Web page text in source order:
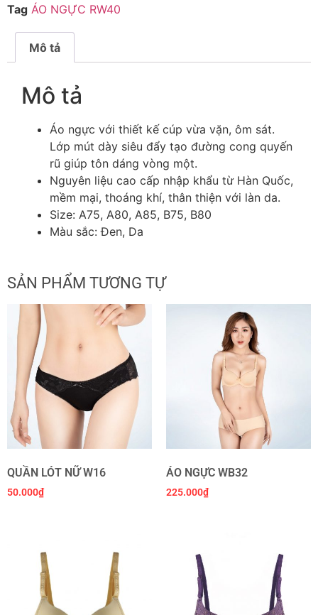
Tag ÁO NGỰC RW40
Mô tả
Mô tả
Áo ngực với thiết kế cúp vừa vặn, ôm sát.
Lớp mút dày siêu đẩy tạo đường cong quyến
rũ giúp tôn dáng vòng một.
Nguyên liệu cao cấp nhập khẩu từ Hàn Quốc,
mềm mại, thoáng khí, thân thiện với làn da.
Size: A75, A80, A85, B75, B80
Màu sắc: Đen, Da
SẢN PHẨM TƯƠNG TỰ
QUẦN LÓT NỮ W16
50.000₫
ÁO NGỰC WB32
225.000₫